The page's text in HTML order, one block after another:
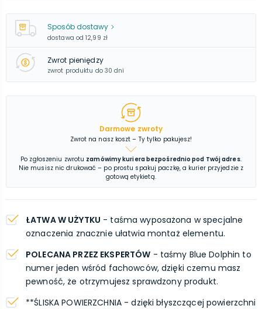
Sposób dostawy
dostawa od 12,99 zł
Zwrot pieniędzy
zwrot produktu do 30 dni
Darmowe zwroty
Zwrot na nasz koszt – Ty tylko pakujesz!
Po zgłoszeniu zwrotu zamówimy kuriera bezpośrednio pod Twój adres.
Nie musisz nic drukować – po prostu spakuj paczkę, a kurier przyjedzie z
gotową etykietą.
ŁATWA W UŻYTKU - taśma wyposażona w specjalne
oznaczenia znacznie ułatwia montaż elementu.
POLECANA PRZEZ EKSPERTÓW - taśmy Blue Dolphin to
numer jeden wśród fachowców, dzięki czemu masz
pewność, że otrzymujesz sprawdzony produkt.
**ŚLISKA POWIERZCHNIA - dzięki błyszczącej powierzchni